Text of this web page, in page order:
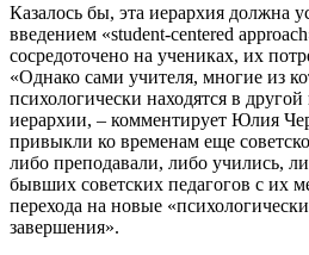
Казалось бы, эта иерархия должна
введением «student-centered
сосредоточено на учениках, их
«Однако сами учителя, многие из
психологически находятся в
иерархии, – комментирует Юлия
привыкли ко временам еще
либо преподавали, либо учились,
бывших советских педагогов с их
перехода на новые
завершения».